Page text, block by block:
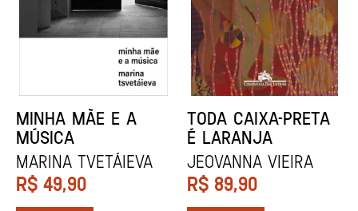
MINHA MÃE E A
MÚSICA
Marina Tvetáieva
R$ 49,90
TODA CAIXA-PRETA
É LARANJA
Jeovanna Vieira
R$ 89,90